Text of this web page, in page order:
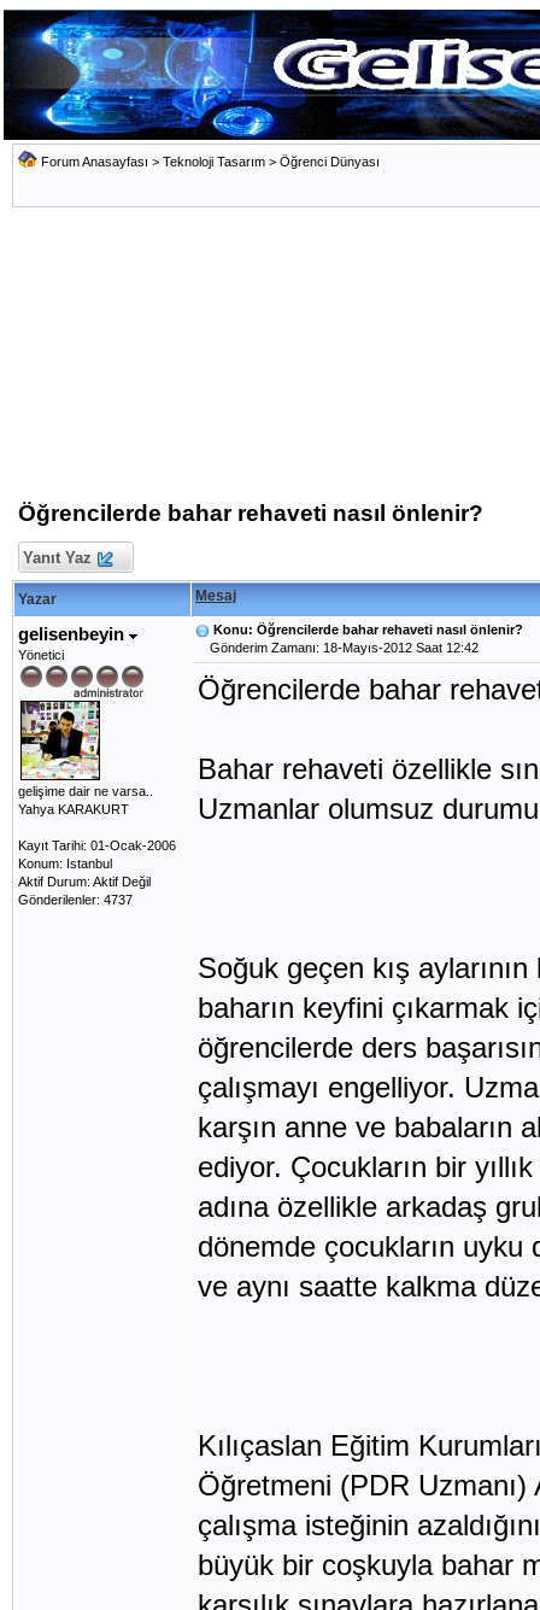
Forum Anasayfası > Teknoloji Tasarım > Öğrenci Dünyası
Öğrencilerde bahar rehaveti nasıl önlenir?
Yanıt Yaz
Yazar Mesaj
gelisenbeyin
Yönetici
gelişime dair ne varsa..
Yahya KARAKURT
Kayıt Tarihi: 01-Ocak-2006
Konum: Istanbul
Aktif Durum: Aktif Değil
Gönderilenler: 4737
Konu: Öğrencilerde bahar rehaveti nasıl önlenir?
Gönderim Zamanı: 18-Mayıs-2012 Saat 12:42
Öğrencilerde bahar
Bahar rehaveti özellikle
Uzmanlar olumsuz
Soğuk geçen kış
baharın keyfini çıkarmak
öğrencilerde ders
çalışmayı engelliyor.
karşın anne ve babaların
ediyor. Çocukların bir
adına özellikle arkadaş
dönemde çocukların
ve aynı saatte kalkma
Kılıçaslan Eğitim
Öğretmeni (PDR
çalışma isteğinin
büyük bir coşkuyla bahar